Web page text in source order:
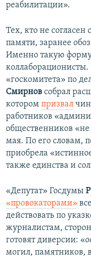
реабилитации».
Тех, кто не
памяти, заранее
Именно такую
«госкомитета» по
Смирнов собрал
котором призвал
работников
общественников «не
мая. По его словам,
приобрела
также единства и
«Депутат» Госдумы
«провокаторами»
действовать по
журналистам,
готовят диверсии:
могил, памятников,